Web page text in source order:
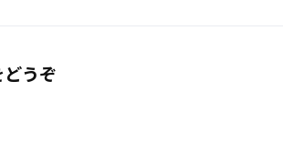
うぞ